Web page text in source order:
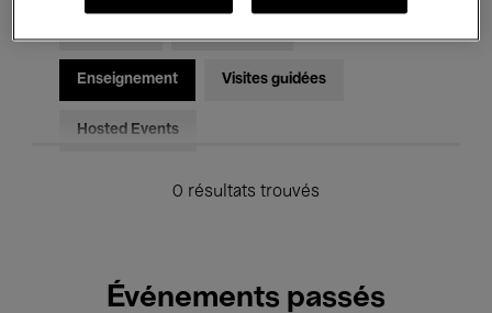
Enseignement Visites guidées
Hosted Events
0 résultats trouvés
Événements passés